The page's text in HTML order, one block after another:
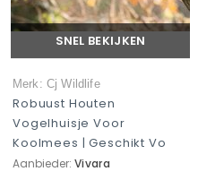
SNEL BEKIJKEN
Merk: Cj Wildlife
Robuust Houten
Vogelhuisje Voor
Koolmees | Geschikt Vo
Aanbieder: Vivara